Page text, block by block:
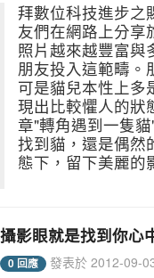
拜數位科技進步之
友們在網路上分享
照片越來越豐富與
朋友投入這範疇。
可是貓兒本性上多
現出比較懼人的狀
章"轉角遇到一隻
找到貓，還是偶然
態下，留下美麗的
攝影眼就是找到你心
0 回應 發表於 2012-09-